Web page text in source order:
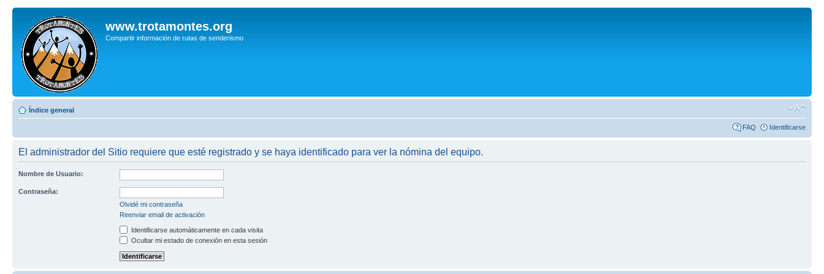
www.trotamontes.org
Compartir información de rutas de senderismo
Índice general
FAQ Identificarse
El administrador del Sitio requiere que esté registrado y se haya identificado para ver la nómina del equipo.
Nombre de Usuario:
Contraseña:
Olvidé mi contraseña
Reenviar email de activación
Identificarse automáticamente en cada visita
Ocultar mi estado de conexión en esta sesión